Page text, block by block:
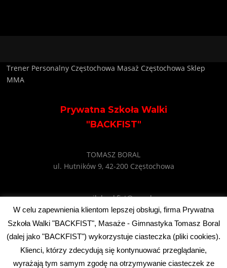
Trener Personalny Częstochowa Masaż Częstochowa Sklep
MMA
Prywatna Szkoła Walki
"BACKFIST"
TOMASZ BORAL
ul. Hutników 9, 42-200 Częstochowa
e-mail: backfist@wp.pl
tel: +48 602 745 495
Prawa autorskie © 2026 Szkoła Sztuk Walki Czestochowa - BackFist.
W celu zapewnienia klientom lepszej obsługi, firma Prywatna
Szkoła Walki "BACKFIST", Masaże - Gimnastyka Tomasz Boral
(dalej jako "BACKFIST") wykorzystuje ciasteczka (pliki cookies).
Klienci, którzy zdecydują się kontynuować przeglądanie,
wyrażają tym samym zgodę na otrzymywanie ciasteczek ze